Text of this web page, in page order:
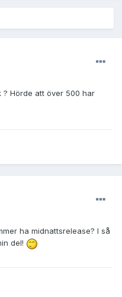
? Hörde att över 500 har
ha midnattsrelease? I så
del!